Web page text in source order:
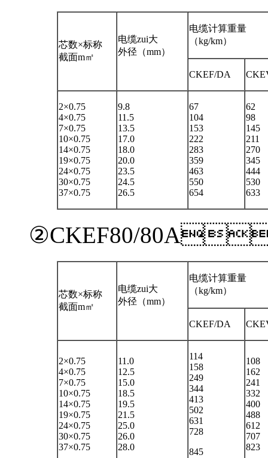
芯数×标称
截面m㎡
电缆zui大
外径（mm）
电缆计算重量
（kg/km）
CKEF/DA
2×0.75
4×0.75
7×0.75
10×0.75
14×0.75
19×0.75
24×0.75
30×0.75
37×0.75
9.8
11.5
13.5
17.0
18.0
20.0
23.5
24.5
26.5
67
104
153
222
283
359
463
550
654
62
98
145
211
270
345
444
530
633
②CKEF80/80A
芯数×标称
截面m㎡
电缆zui大
外径（mm）
电缆计算重量
（kg/km）
CKEF/DA
2×0.75
4×0.75
7×0.75
10×0.75
14×0.75
19×0.75
24×0.75
30×0.75
37×0.75
11.0
12.5
15.0
18.5
19.5
21.5
25.0
26.0
28.0
114
158
249
344
413
502
631
728
845
108
162
241
332
400
488
612
707
823